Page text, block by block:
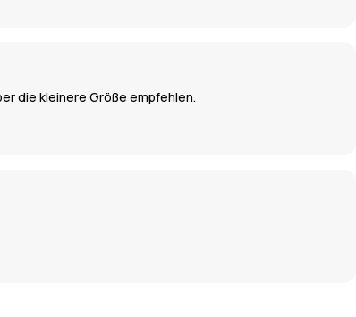
die kleinere Größe empfehlen.